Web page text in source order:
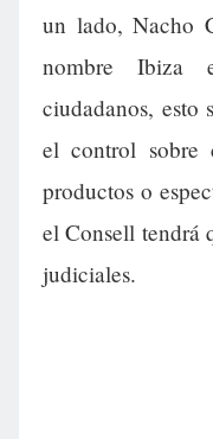
un lado, Nacho
nombre Ibiza
ciudadanos,
el control sobre
productos o
el Consell tendrá
judiciales.